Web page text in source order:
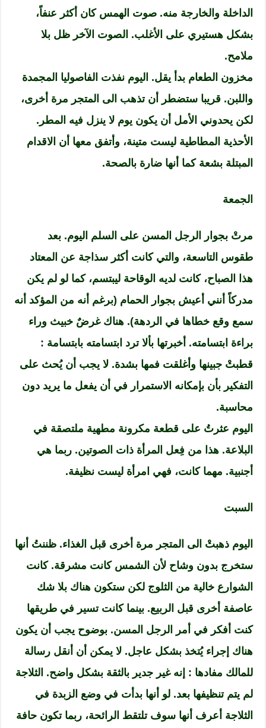
الداخلة والخارجة منه. صوت الهمس كان أكثر عنفاً،
بشكل هستيري على الأغلب. الصوت الآخر ظل بلا
ملامح.
مخزون الطعام بدأ يقل. اليوم نفذت الفاصوليا المجمدة
واللبن. قريبا ستضطر أن تذهب الى المتجر مرة أخرى،
لكن يحدوني الأمل أن يكون يوم لا ينزل فيه المطر.
الأحذية المطاطية ليست متينة، وأتفق معها أن الاقدام
المبتلة بشعة كما أنها ضارة بالصحة.
الجمعة
مرتْ بجوار الرجل المسن على السلم اليوم. بعد
طقوس التاسعة، والتي كانت أكثر سذاجة عن المعتاد
هذا الصباح، كانت لديه الوقاحة ليبتسم، كما لو لم يكن
مدركاً أنني أعيش بجوار الحمام (برغم أنه من المؤكد أنه
سمع وقع خطاها في الردهة). هناك غرضٌ خبيث وراء
براءة ابتسامته. أخبرتها بألا ترد ابتسامته بابتسامة :
قطبتْ جبينها وأغلقت فمها بشدة. لا يجب أن يُحث على
التفكير بأن بإمكانه الاستمرار في أن يفعل ما يريد دون
محاسبة.
اليوم عثرتُ على قطعة مكرونة مطهية ملتصقة في
البلاعة. هذا من فِعل المرأة ذات الصوتين. ربما هي
أجنبية. مهما كانت، فهي امرأة ليست نظيفة.
السبت
اليوم ذهبتْ الى المتجر مرة أخرى قبل الغذاء. ظننتُ أنها
ستخرج بدون وشاح لأن الشمس كانت مشرقة. كانت
الشوارع خالية من الثلوج لكن ستكون هناك بلا شك
عاصفة أخرى قبل الربيع. بينما كانت تسير في طريقها
كنت أفكر في أمر الرجل المسن. بوضوح يجب أن يكون
هناك إجراء يُتخذ بشكل عاجل. لا يمكن أن أنقل رسالة
للمالك مفادها : إنه غير جدير بالثقة بشكل واضح. الثلاجة
لم يتم تنظيفها بعد. لو أنها بدأت في وضع الزبدة في
الثلاجة أعرف أنها سوف تلتقط الرائحة، ربما تكون حافة